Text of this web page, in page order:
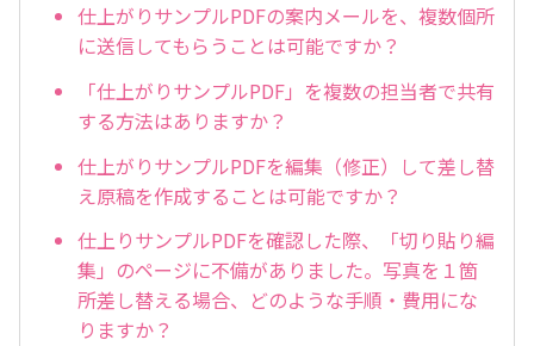
仕上がりサンプルPDFの案内メールを、複数個所
に送信してもらうことは可能ですか？
「仕上がりサンプルPDF」を複数の担当者で共有
する方法はありますか？
仕上がりサンプルPDFを編集（修正）して差し替
え原稿を作成することは可能ですか？
仕上りサンプルPDFを確認した際、「切り貼り編
集」のページに不備がありました。写真を１箇
所差し替える場合、どのような手順・費用にな
りますか？